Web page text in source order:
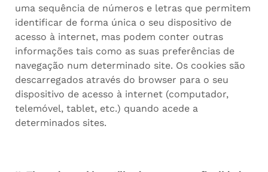
uma sequência de números e letras que permitem
identificar de forma única o seu dispositivo de
acesso à internet, mas podem conter outras
informações tais como as suas preferências de
navegação num determinado site. Os cookies são
descarregados através do browser para o seu
dispositivo de acesso à internet (computador,
telemóvel, tablet, etc.) quando acede a
determinados sites.